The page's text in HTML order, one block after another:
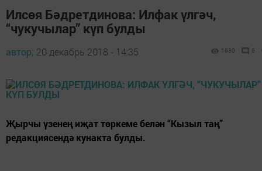
Илсөя Бәдретдинова: Илфак үлгәч,
“чукучылар” күп булды
автор, 20 декабрь 2018 - 14:35 1630 0
Җырчы үзенең иҗат төркеме белән “Кызыл таң”
редакциясендә кунакта булды.